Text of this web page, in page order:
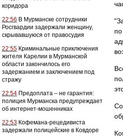
коридора
22:56 В Мурманске сотрудники
Росгвардии задержали женщину,
скрывавшуюся от правосудия
22:55 Криминальные приключения
жителя Карелии в Мурманской
области закончилось его
задержанием и заключением под
стражу
22:54 Предоплата – не гарантия:
полиция Мурманска предупреждает
об интернет-мошенниках
22:53 Кофемана-рецедивиста
задержали полицейские в Ковдоре